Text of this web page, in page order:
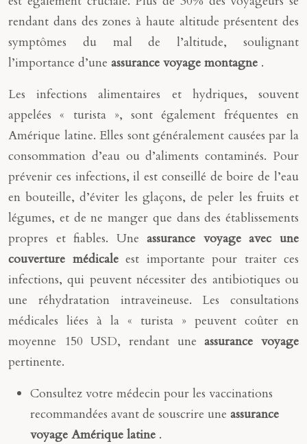
rendant dans des zones à haute altitude présentent des
symptômes du mal de l’altitude, soulignant
l’importance d’une assurance voyage montagne .
Les infections alimentaires et hydriques, souvent
appelées « turista », sont également fréquentes en
Amérique latine. Elles sont généralement causées par la
consommation d’eau ou d’aliments contaminés. Pour
prévenir ces infections, il est conseillé de boire de l’eau
en bouteille, d’éviter les glaçons, de peler les fruits et
légumes, et de ne manger que dans des établissements
propres et fiables. Uneassurance voyage avec une
couverture médicale est importante pour traiter ces
infections, qui peuvent nécessiter des antibiotiques ou
une réhydratation intraveineuse. Les consultations
médicales liées à la « turista » peuvent coûter en
moyenne 150 USD, rendant uneassurance voyage
pertinente.
Consultez votre médecin pour les vaccinations
recommandées avant de souscrire une assurance
voyage Amérique latine .